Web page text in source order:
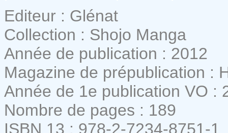
Editeur : Glénat
Collection : Shojo Manga
Année de publication : 2012
Magazine de prépublication :
Année de 1e publication VO :
Nombre de pages : 189
ISBN 13 : 978-2-7234-8751-1